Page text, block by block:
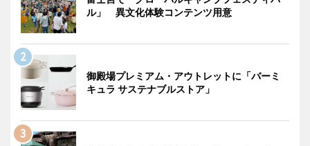
ル」 異文化体験コンテンツ用意
御殿場プレミアム・アウトレットに「バーミ
キュラ サステナブルストア」